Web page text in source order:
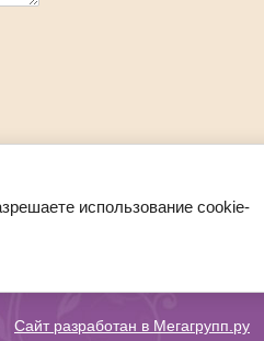
Сайт разработан в Мегагрупп.ру
использование cookie-